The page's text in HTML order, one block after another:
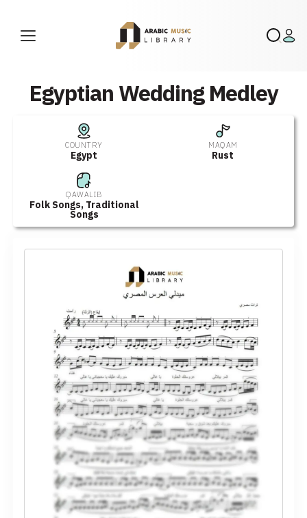
Egyptian Wedding Medley
COUNTRY
Egypt
MAQAM
Rust
QAWALIB
Folk Songs,Traditional
Songs